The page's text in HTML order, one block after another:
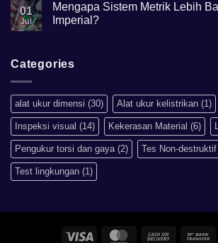
on
Hardness
scale
01
Jul
Mengapa Sistem Metrik Lebih
Imperial?
Mengapa
Sistem
Baik
Daripada
Imperial?
Categories
alat ukur dimensi (30) Alat ukur kelistrikan (1)
Inspeksi visual (14) Kekerasan Material (6)
Pengukur torsi dan gaya (2) Tes Non-destruktif
Test lingkungan (1)
Visa MasterCardCash